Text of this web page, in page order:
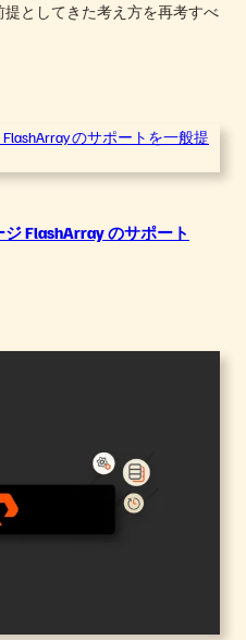
提としてきた考え方を再考すべ
FlashArray のサポート